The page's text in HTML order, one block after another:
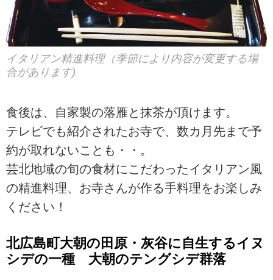
イタリアン精進料理（季節により内容が変更する場
合があります)
食後は、自家製の落雁と抹茶が頂けます。
テレビでも紹介されたお寺で、数カ月先まで予
約が取れないことも・・。
芸北地域の旬の食材にこだわったイタリアン風
の精進料理、お寺さんが作る手料理をお楽しみ
ください！
北広島町大朝の田原・灰谷に自生するイヌ
シデの一種 大朝のテングシデ群落